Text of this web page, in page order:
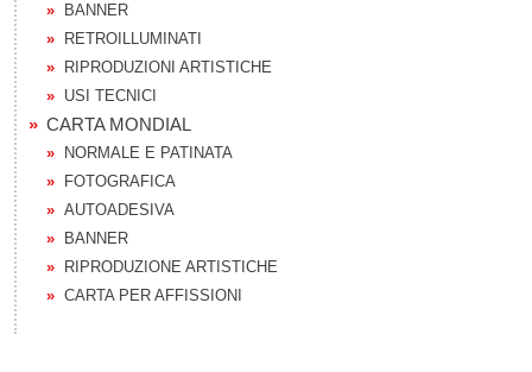
BANNER
RETROILLUMINATI
RIPRODUZIONI ARTISTICHE
USI TECNICI
CARTA MONDIAL
NORMALE E PATINATA
FOTOGRAFICA
AUTOADESIVA
BANNER
RIPRODUZIONE ARTISTICHE
CARTA PER AFFISSIONI